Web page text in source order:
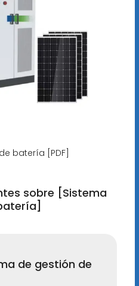
batería [PDF]
sobre [Sistema
de gestión de